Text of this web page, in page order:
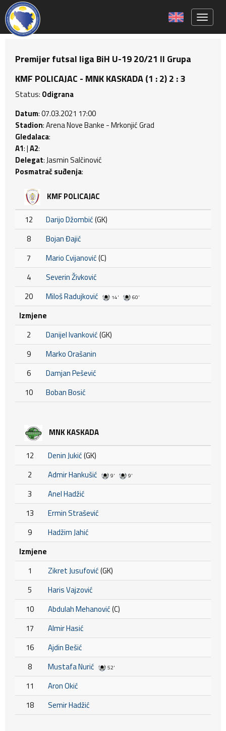
Premijer futsal liga BiH U-19 20/21 II Grupa
KMF POLICAJAC - MNK KASKADA (1 : 2) 2 : 3
Status: Odigrana
Datum: 07.03.2021 17:00
Stadion: Arena Nove Banke - Mrkonjić Grad
Gledalaca:
A1: |A2:
Delegat: Jasmin Salčinović
Posmatrač suđenja:
KMF POLICAJAC
12 Darijo Džombić(GK)
8
Bojan Đajić
7
Mario Cvijanović(C)
4
Severin Živković
20
Miloš Radujković 14' 60'
Izmjene
2
Danijel Ivanković(GK)
9
Marko Orašanin
6
Damjan Pešević
10
Boban Bosić
MNK KASKADA
12 Denin Jukić(GK)
2
Admir Hankušić 9' 9'
3
Anel Hadžić
13
Ermin Strašević
9
Hadžim Jahić
Izmjene
1
Zikret Jusufović(GK)
5
Haris Vajzović
10
Abdulah Mehanović(C)
17
Almir Hasić
16
Ajdin Bešić
8
Mustafa Nurić 52'
11
Aron Okić
18
Semir Hadžić